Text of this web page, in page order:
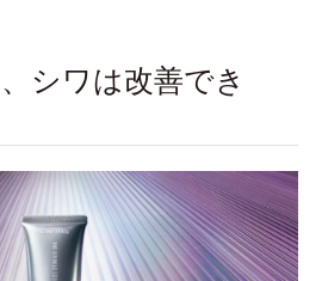
シワは改善でき